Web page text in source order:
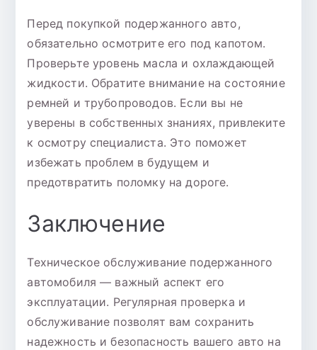
Перед покупкой подержанного авто,
обязательно осмотрите его под капотом.
Проверьте уровень масла и охлаждающей
жидкости. Обратите внимание на состояние
ремней и трубопроводов. Если вы не
уверены в собственных знаниях, привлеките
к осмотру специалиста. Это поможет
избежать проблем в будущем и
предотвратить поломку на дороге.
Заключение
Техническое обслуживание подержанного
автомобиля — важный аспект его
эксплуатации. Регулярная проверка и
обслуживание позволят вам сохранить
надежность и безопасность вашего авто на